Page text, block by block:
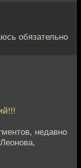
обязательно
недавно